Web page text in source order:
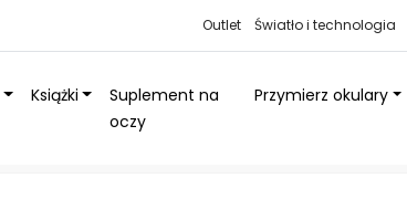
Outlet Światło i technologia
Książki
Suplement na
oczy
Przymierz okulary